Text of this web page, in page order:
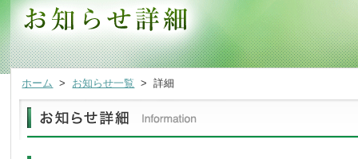
ホーム > お知らせ一覧 > 詳細